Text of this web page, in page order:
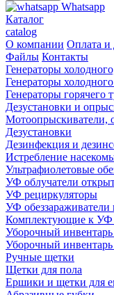
Whatsapp
Каталог
catalog
О компании Оплата и
Файлы Контакты
Генераторы
Генераторы
Генераторы горячего
Дезустановки и
Мотоопрыскиватели,
Дезустановки
Дезинфекция и
Истребление
Ультрафиолетовые
УФ облучатели
УФ рециркуляторы
УФ
Комплектующие к УФ
Уборочный
Уборочный
Ручные щетки
Щетки для пола
Ершики и щетки для